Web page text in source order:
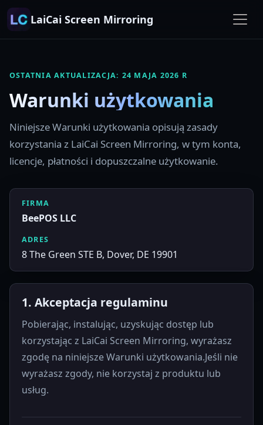
LaiCai Screen Mirroring
OSTATNIA AKTUALIZACJA: 24 MAJA 2026 R
Warunki użytkowania
Niniejsze Warunki użytkowania opisują zasady
korzystania z LaiCai Screen Mirroring, w tym konta,
licencje, płatności i dopuszczalne użytkowanie.
FIRMA
BeePOS LLC
ADRES
8 The Green STE B, Dover, DE 19901
1. Akceptacja regulaminu
Pobierając, instalując, uzyskując dostęp lub
korzystając z LaiCai Screen Mirroring, wyrażasz
zgodę na niniejsze Warunki użytkowania.Jeśli nie
wyrażasz zgody, nie korzystaj z produktu lub
usług.